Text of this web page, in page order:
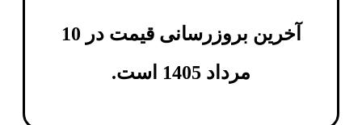
آخرین بروزرسانی قیمت در 10
مرداد 1405 است.